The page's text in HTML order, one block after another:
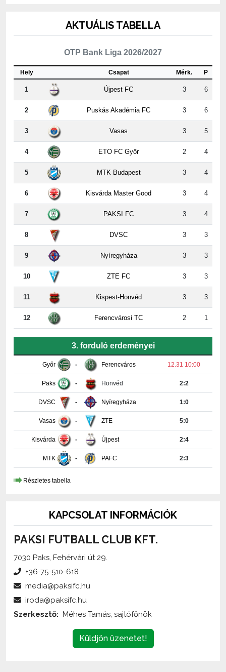
OTP Bank Liga 2026/2027
Csapat
1 Újpest FC 3 6
2 Puskás Akadémia FC 3 6
3 Vasas 3 5
4 ETO FC Győr 2 4
5 MTK Budapest 3 4
6 Kisvárda Master Good 3 4
7 PAKSI FC 3 4
8 DVSC 3 3
9 Nyíregyháza 3 3
10 ZTE FC 3 3
11 Kispest-Honvéd 3 3
12 Ferencvárosi TC 2 1
- Ferencváros
Paks Honvéd 2:2
DVSC Nyíregyháza 1:0
Vasas ZTE 5:0
Kisvárda Újpest 2:4
MTK PAFC 2:3
Részletes tabella
PAKSI FUTBALL CLUB KFT.
7030 Paks, Fehérvári út 29.
Küldjön üzenetet!